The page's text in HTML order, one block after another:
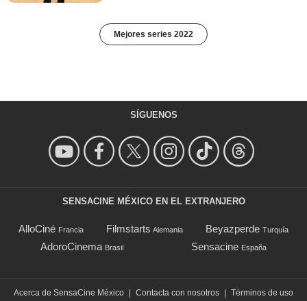
Mejores series 2022
SÍGUENOS
SENSACINE MÉXICO EN EL EXTRANJERO
AlloCiné Francia Filmstarts Alemania Beyazperde Turquía
AdoroCinema Brasil Sensacine España
Acerca de SensaCine México Contacta con nosotros Términos de uso